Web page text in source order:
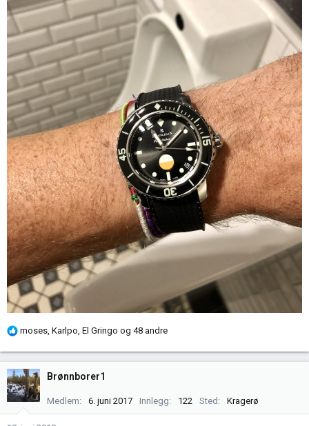
R
k
s
j
moses Karlpo El Gringo og 48 andre
Brønnborer1
Medlem 6. juni 2017 Innlegg 122 Sted Kragerø